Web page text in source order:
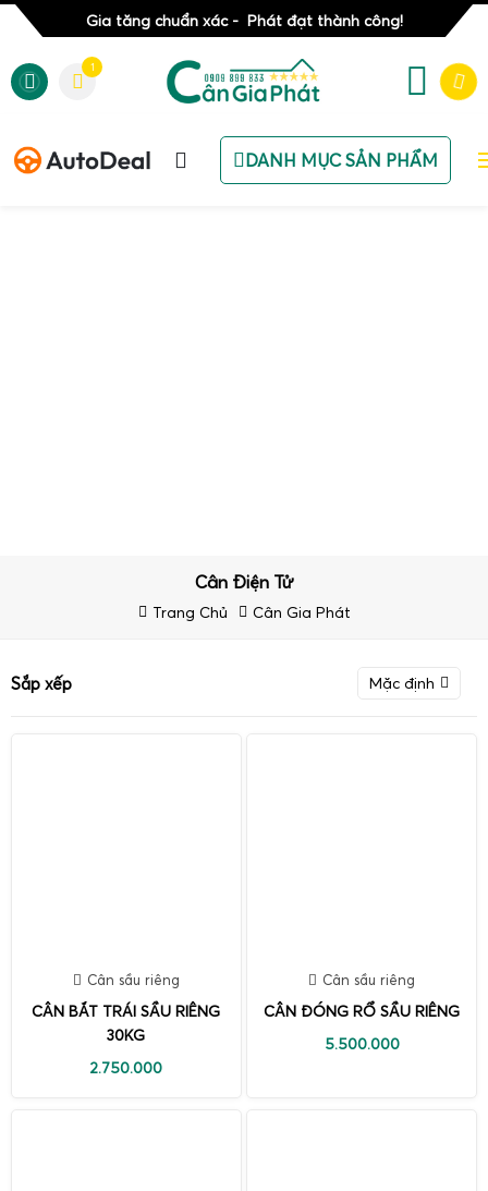
Gia tăng chuẩn xác - Phát đạt thành công!
1
DANH MỤC SẢN PHẨM
Cân Điện Tử
Trang Chủ Cân Gia Phát
Sắp xếp Mặc định
Cân sầu riêng
CÂN BẮT TRÁI SẦU RIÊNG
30KG
2.750.000
Cân sầu riêng
CÂN ĐÓNG RỔ SẦU RIÊNG
5.500.000